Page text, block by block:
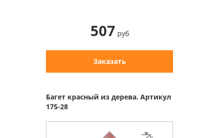
507 руб
Заказать
Багет красный из дерева. Артикул
175-28